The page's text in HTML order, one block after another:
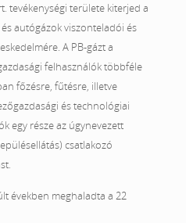
tevékenységi területe kiterjed a
autógázok viszonteladói és
A PB-gázt a
felhasználók többféle
főzésre, fűtésre, illetve
és technológiai
egy része az úgynevezett
csatlakozó
években meghaladta a 22